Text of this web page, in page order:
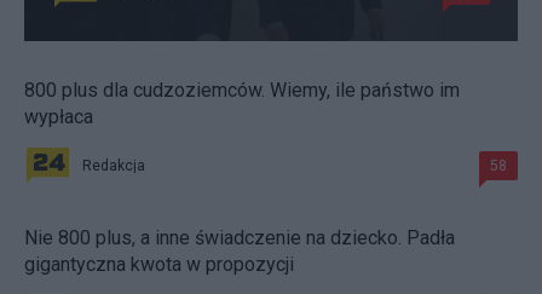
800 plus dla cudzoziemców. Wiemy, ile państwo im
wypłaca
Redakcja 58
Nie 800 plus, a inne świadczenie na dziecko. Padła
gigantyczna kwota w propozycji